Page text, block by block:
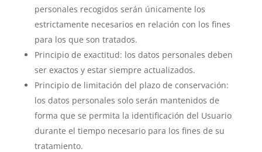
personales recogidos serán únicamente los
estrictamente necesarios en relación con los fines
para los que son tratados.
Principio de exactitud: los datos personales deben
ser exactos y estar siempre actualizados.
Principio de limitación del plazo de conservación:
los datos personales solo serán mantenidos de
forma que se permita la identificación del Usuario
durante el tiempo necesario para los fines de su
tratamiento.